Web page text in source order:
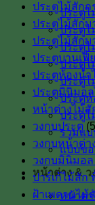
ประตูไ
ประตู
ประตูไ
ประตูไ
ประตู
ประตูห้
ประตูไ
รวมแ
แบบขอ
หน้าต่าง & ว
หน้าต่
ประตูไม้สักก
ประตูไม้สักบ
ประตูไม้สักบ
ประตูบานเฟี้
ประตูห้องน้ำ
ประตูมินิมอ
หน้าต่างไม้สั
วงกบประตู
วงกบหน้าต่า
วงกบมินิมอล
ปาร์เก้ไม้สัก
ฝ้าเพดานไม้